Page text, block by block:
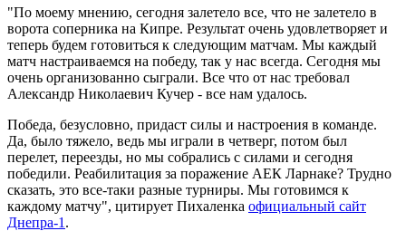
"По моему мнению, сегодня залетело все, что не залетело в
ворота соперника на Кипре. Результат очень удовлетворяет и
теперь будем готовиться к следующим матчам. Мы каждый
матч настраиваемся на победу, так у нас всегда. Сегодня мы
очень организованно сыграли. Все что от нас требовал
Александр Николаевич Кучер - все нам удалось.
Победа, безусловно, придаст силы и настроения в команде.
Да, было тяжело, ведь мы играли в четверг, потом был
перелет, переезды, но мы собрались с силами и сегодня
победили. Реабилитация за поражение АЕК Ларнаке? Трудно
сказать, это все-таки разные турниры. Мы готовимся к
каждому матчу", цитирует Пихаленка официальный сайт
Днепра-1 .